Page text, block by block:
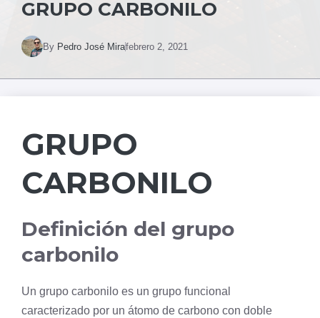
GRUPO CARBONILO
By Pedro José Mirafebrero 2, 2021
GRUPO
CARBONILO
Definición del grupo
carbonilo
Un grupo carbonilo es un grupo funcional
caracterizado por un átomo de carbono con doble